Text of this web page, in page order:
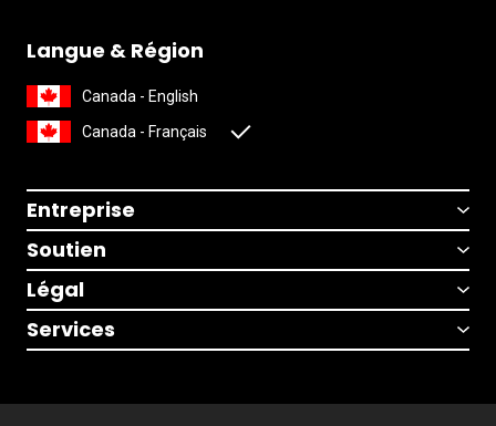
Langue & Région
Canada - English
Canada - Français
Entreprise
Soutien
Légal
Services